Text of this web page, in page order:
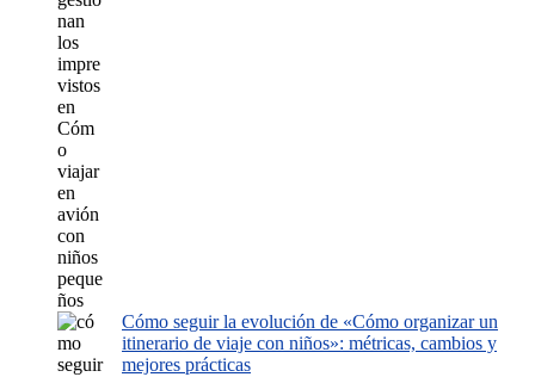
Cómo seguir la evolución de «Cómo organizar un
itinerario de viaje con niños»: métricas, cambios y
mejores prácticas